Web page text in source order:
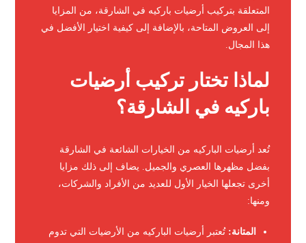
المتعلقة بتركيب أرضيات باركيه في الشارقة، من المزايا
إلى العروض المتاحة، بالإضافة إلى كيفية اختيار الأفضل في
هذا المجال.
لماذا تختار تركيب أرضيات
باركيه في الشارقة؟
تُعد أرضيات الباركيه من الخيارات الشائعة في الشارقة
بفضل مظهرها العصري والجميل. يضاف إلى ذلك مزايا
أخرى تجعلها الخيار الأول للعديد من الأفراد والشركات،
ومنها:
المتانة: تُعتبر أرضيات الباركيه من الأرضيات التي تدوم